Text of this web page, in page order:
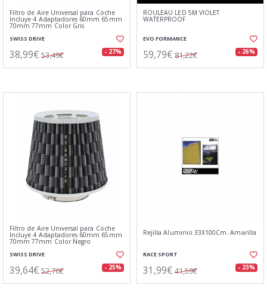
Filtro de Aire Universal para Coche
Incluye 4 Adaptadores 60mm 65mm
70mm 77mm Color Gris
SWISS DRIVE
38,99€ 53,49€ - 27%
ROULEAU LED 5M VIOLET
WATERPROOF
EVO FORMANCE
59,79€ 81,22€ - 26%
Filtro de Aire Universal para Coche
Incluye 4 Adaptadores 60mm 65mm
70mm 77mm Color Negro
SWISS DRIVE
39,64€ 52,76€ - 25%
Rejilla Aluminio 33X100Cm. Amarilla
RACE SPORT
31,99€ 41,59€ - 23%